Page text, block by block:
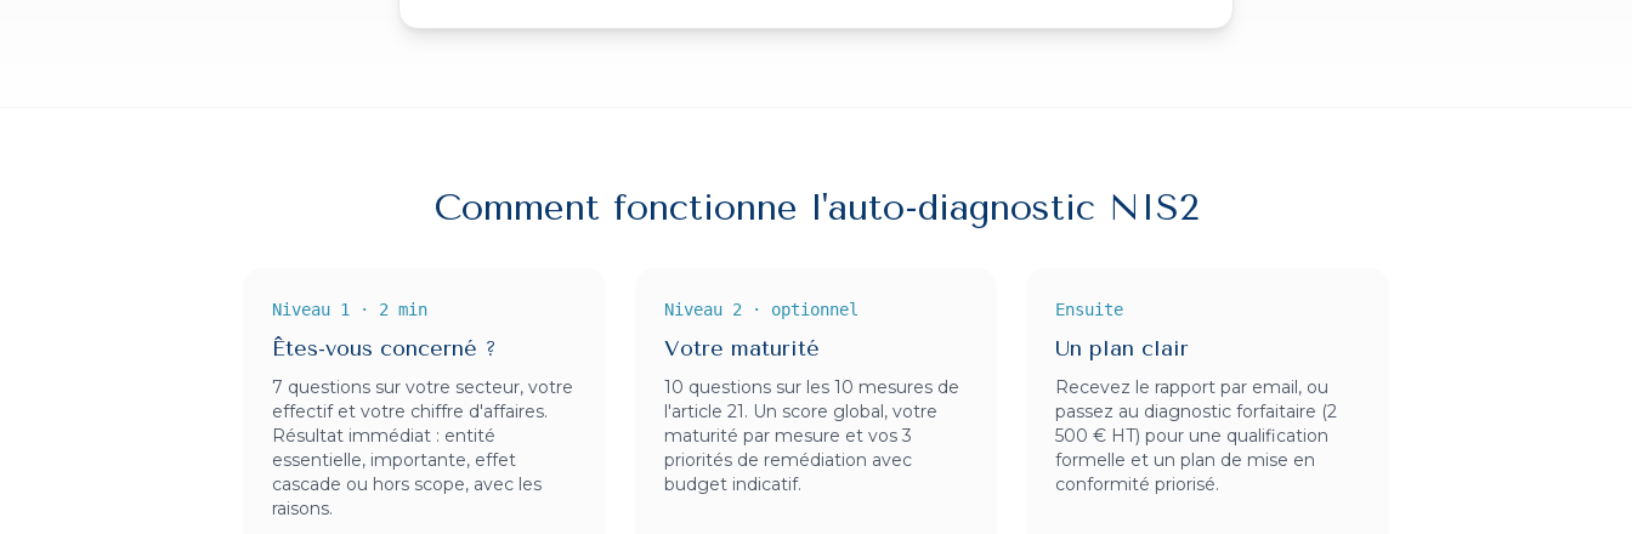
Comment fonctionne l'auto-diagnostic NIS2
Niveau 1 · 2 min
Êtes-vous concerné ?
7 questions sur votre secteur, votre
effectif et votre chiffre d'affaires.
Résultat immédiat : entité
essentielle, importante, effet
cascade ou hors scope, avec les
raisons.
Niveau 2 · optionnel
Votre maturité
10 questions sur les 10 mesures de
l'article 21. Un score global, votre
maturité par mesure et vos 3
priorités de remédiation avec
budget indicatif.
Ensuite
Un plan clair
Recevez le rapport par email, ou
passez au diagnostic forfaitaire (2
500 € HT) pour une qualification
formelle et un plan de mise en
conformité priorisé.